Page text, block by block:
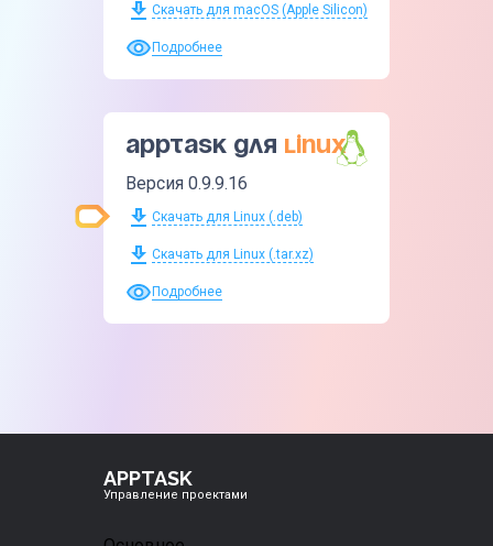
Скачать для macOS (Apple Silicon)
Подробнее
Apptask для Linux
Версия 0.9.9.16
Скачать для Linux (.deb)
Скачать для Linux (.tar.xz)
Подробнее
APPTASK
Управление проектами